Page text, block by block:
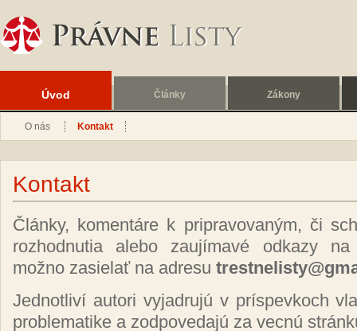
Úvod
O nás Kontakt
Články Zákony
Kontakt
Články, komentáre k pripravovaným, či
rozhodnutia alebo zaujímavé odkazy na
možno zasielať na adresu
Jednotliví autori vyjadrujú v príspevkoch
problematike a zodpovedajú za vecnú